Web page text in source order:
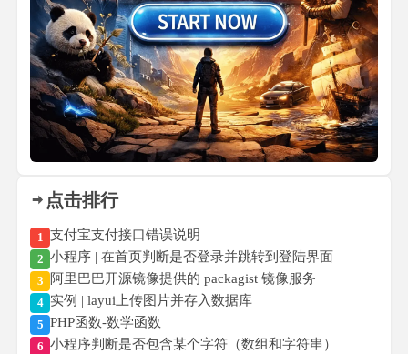
点击排行
1 支付宝支付接口错误说明
2 小程序 | 在首页判断是否登录并跳转到登陆界面
3 阿里巴巴开源镜像提供的 packagist 镜像服务
4 实例 | layui上传图片并存入数据库
5 PHP函数-数学函数
6 小程序判断是否包含某个字符（数组和字符串）